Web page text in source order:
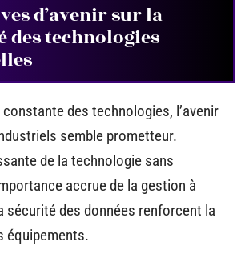
d’avenir sur la
technologies
constante des technologies, l’avenir
semble prometteur.
de la technologie sans
accrue de la gestion à
sécurité des données renforcent la
équipements.